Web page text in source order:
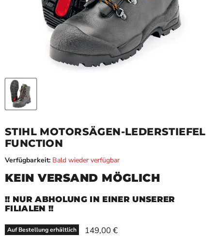
STIHL MOTORSÄGEN-LEDERSTIEFEL
FUNCTION
Verfügbarkeit: Bald wieder verfügbar
KEIN VERSAND MÖGLICH
!! NUR ABHOLUNG IN EINER UNSERER
FILIALEN !!
Auf Bestellung erhältlich Aktueller Preis
149,00 €